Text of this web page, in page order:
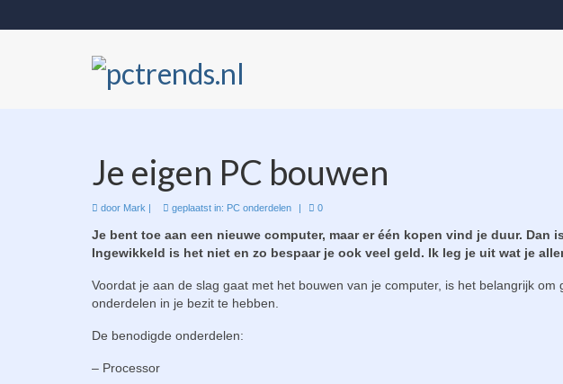
Je eigen PC bouwen
door Mark | geplaatst in: PC onderdelen | 0
Je bent toe aan een nieuwe computer, maar er één kopen vind je duur. Dan
Ingewikkeld is het niet en zo bespaar je ook veel geld. Ik leg je uit wat je
Voordat je aan de slag gaat met het bouwen van je computer, is het belangrijk
onderdelen in je bezit te hebben.
De benodigde onderdelen:
– Processor